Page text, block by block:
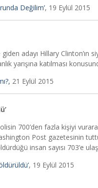
Değilim’, 19 Eylül 2015
adayı Hillary Clinton’ın
yarışına katılması
21 Eylül 2015
700’den fazla kişiyi
Post gazetesinin
insan sayısı 703’e
, 19 Eylül 2015